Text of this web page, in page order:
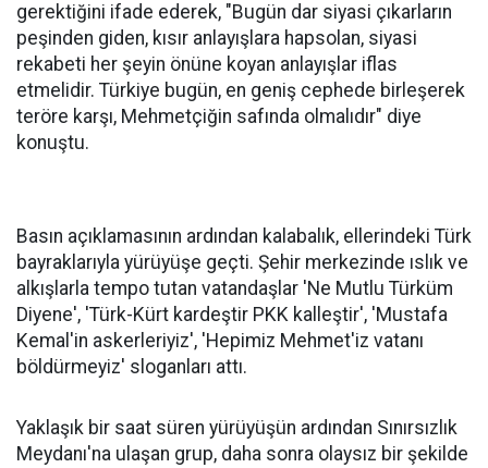
gerektiğini ifade ederek, "Bugün dar siyasi çıkarların
peşinden giden, kısır anlayışlara hapsolan, siyasi
rekabeti her şeyin önüne koyan anlayışlar iflas
etmelidir. Türkiye bugün, en geniş cephede birleşerek
teröre karşı, Mehmetçiğin safında olmalıdır" diye
konuştu.
Basın açıklamasının ardından kalabalık, ellerindeki Türk
bayraklarıyla yürüyüşe geçti. Şehir merkezinde ıslık ve
alkışlarla tempo tutan vatandaşlar 'Ne Mutlu Türküm
Diyene', 'Türk-Kürt kardeştir PKK kalleştir', 'Mustafa
Kemal'in askerleriyiz', 'Hepimiz Mehmet'iz vatanı
böldürmeyiz' sloganları attı.
Yaklaşık bir saat süren yürüyüşün ardından Sınırsızlık
Meydanı'na ulaşan grup, daha sonra olaysız bir şekilde